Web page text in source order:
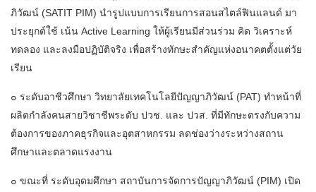
ภิวัฒน์ (SATIT PIM) นำรูปแบบการเรียนการสอนสไตล์ฟินแลนด์ มา
ประยุกต์ใช้ เน้น Active Learning ให้ผู้เรียนมีส่วนร่วม คิด วิเคราะห์
ทดลอง และลงมือปฏิบัติจริง เพื่อสร้างทักษะสำคัญแห่งอนาคตตั้งแต่วัย
เรียน
๐ ระดับอาชีวศึกษา วิทยาลัยเทคโนโลยีปัญญาภิวัฒน์ (PAT) ทำหน้าที่
ผลิตกำลังคนสายวิชาชีพระดับ ปวช. และ ปวส. ที่มีทักษะตรงกับความ
ต้องการของภาคธุรกิจและอุตสาหกรรม ลดช่องว่างระหว่างสถาน
ศึกษาและตลาดแรงงาน
๐ ขณะที่ ระดับอุดมศึกษา สถาบันการจัดการปัญญาภิวัฒน์ (PIM) เปิด